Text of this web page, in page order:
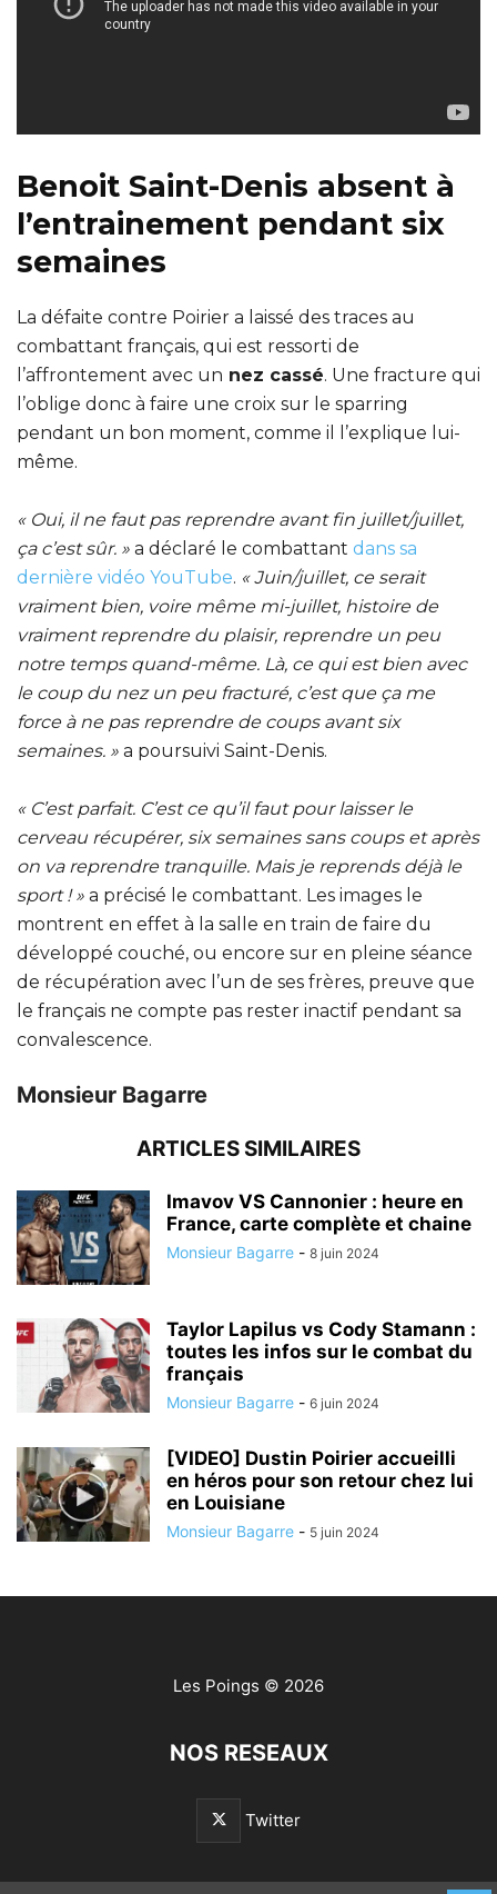
Benoit Saint-Denis absent à
l’entrainement pendant six
semaines
La défaite contre Poirier a laissé des traces au
combattant français, qui est ressorti de
l’affrontement avec un nez cassé. Une fracture qui
l’oblige donc à faire une croix sur le sparring
pendant un bon moment, comme il l’explique lui-
même.
« Oui, il ne faut pas reprendre avant fin juillet/juillet,
ça c’est sûr. » a déclaré le combattant dans sa
dernière vidéo YouTube. « Juin/juillet, ce serait
vraiment bien, voire même mi-juillet, histoire de
vraiment reprendre du plaisir, reprendre un peu
notre temps quand-même. Là, ce qui est bien avec
le coup du nez un peu fracturé, c’est que ça me
force à ne pas reprendre de coups avant six
semaines. » a poursuivi Saint-Denis.
« C’est parfait. C’est ce qu’il faut pour laisser le
cerveau récupérer, six semaines sans coups et après
on va reprendre tranquille. Mais je reprends déjà le
sport ! » a précisé le combattant. Les images le
montrent en effet à la salle en train de faire du
développé couché, ou encore sur en pleine séance
de récupération avec l’un de ses frères, preuve que
le français ne compte pas rester inactif pendant sa
convalescence.
Monsieur Bagarre
ARTICLES SIMILAIRES
Imavov VS Cannonier : heure en
France, carte complète et chaine
Monsieur Bagarre - 8 juin 2024
Taylor Lapilus vs Cody Stamann :
toutes les infos sur le combat du
français
Monsieur Bagarre - 6 juin 2024
[VIDEO] Dustin Poirier accueilli
en héros pour son retour chez lui
en Louisiane
Monsieur Bagarre - 5 juin 2024
Les Poings © 2026
NOS RESEAUX
Twitter